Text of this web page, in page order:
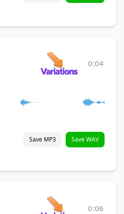
0:04
Save MP3 Save WAV
0:06